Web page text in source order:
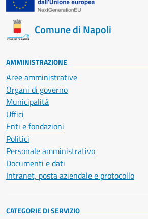
Comune di Napoli
AMMINISTRAZIONE
Aree amministrative
Organi di governo
Municipalità
Uffici
Enti e fondazioni
Politici
Personale amministrativo
Documenti e dati
Intranet, posta aziendale e protocollo
CATEGORIE DI SERVIZIO